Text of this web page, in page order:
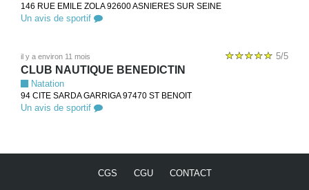
146 RUE EMILE ZOLA 92600 ASNIERES SUR SEINE
Un avis de sportif
il y a environ 11 mois 5/5
CLUB NAUTIQUE BENEDICTIN
Natation
94 CITE SARDA GARRIGA 97470 ST BENOIT
Un avis de sportif
CGS CGU CONTACT